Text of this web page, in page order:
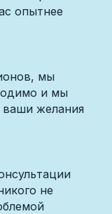
опытнее
мы
и мы
желания
не